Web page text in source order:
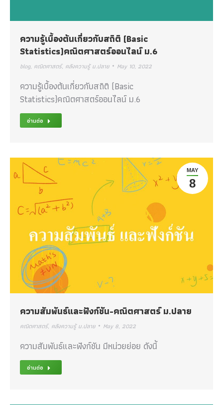
ความรู้เบื้องต้นเกี่ยวกับสถิติ (Basic
Statistics)คณิตศาสตร์ออนไลน์ ม.6
blog, คณิตศาสตร์, คลังความรู้ ม.ปลาย May 10, 2022
ความรู้เบื้องต้นเกี่ยวกับสถิติ (Basic
Statistics)คณิตศาสตร์ออนไลน์ ม.6
อ่านต่อ
MAY
8
ความสัมพันธ์และฟังก์ชัน-คณิตศาสตร์ ม.ปลาย
คณิตศาสตร์, คลังความรู้ ม.ปลาย May 8, 2022
ความสัมพันธ์และฟังก์ชัน มีหน่วยย่อย ดังนี้
อ่านต่อ